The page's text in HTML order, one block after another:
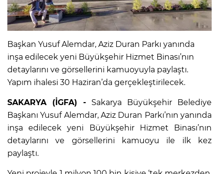
Başkan Yusuf Alemdar, Aziz Duran Parkı yanında
inşa edilecek yeni Büyükşehir Hizmet Binası’nın
detaylarını ve görsellerini kamuoyuyla paylaştı.
Yapım ihalesi 30 Haziran’da gerçekleştirilecek.
SAKARYA (İGFA) - Sakarya Büyükşehir Belediye
Başkanı Yusuf Alemdar, Aziz Duran Parkı’nın yanında
inşa edilecek yeni Büyükşehir Hizmet Binası’nın
detaylarını ve görsellerini kamuoyu ile ilk kez
paylaştı.